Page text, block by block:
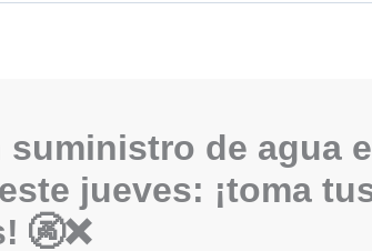
suministro de agua
jueves: ¡toma
🚱❌